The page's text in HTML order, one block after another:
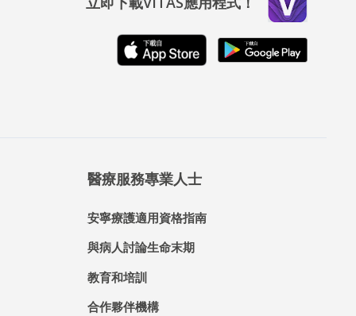
醫療服務專業人士
安寧療護適用資格指南
與病人討論生命末期
教育和培訓
合作夥伴機構